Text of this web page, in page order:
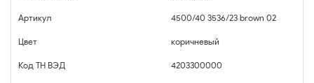
Артикул 4500/40 3536/23 brown 02
Цвет коричневый
Код ТН ВЭД 4203300000